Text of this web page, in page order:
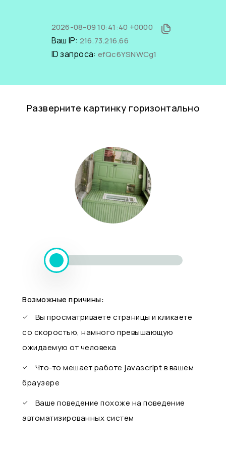
2026-08-09 10:41:40 +0000
Ваш IP: 216.73.216.66
ID запроса: efQc6YSNWCg1
Разверните картинку горизонтально
Возможные причины:
Вы просматриваете страницы и кликаете
со скоростью, намного превышающую
ожидаемую от человека
Что-то мешает работе javascript в вашем
браузере
Ваше поведение похоже на поведение
автоматизированных систем